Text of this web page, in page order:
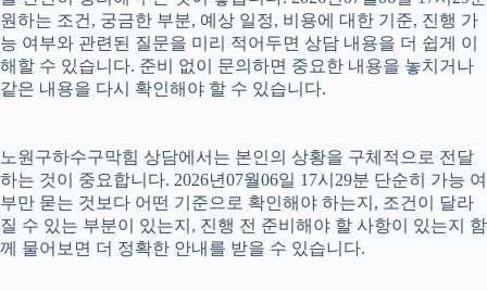
원하는 조건, 궁금한 부분, 예상 일정, 비용에 대한 기준, 진행 가
능 여부와 관련된 질문을 미리 적어두면 상담 내용을 더 쉽게 이
해할 수 있습니다. 준비 없이 문의하면 중요한 내용을 놓치거나
같은 내용을 다시 확인해야 할 수 있습니다.
노원구하수구막힘 상담에서는 본인의 상황을 구체적으로 전달
하는 것이 중요합니다. 2026년07월06일 17시29분 단순히 가능 여
부만 묻는 것보다 어떤 기준으로 확인해야 하는지, 조건이 달라
질 수 있는 부분이 있는지, 진행 전 준비해야 할 사항이 있는지 함
께 물어보면 더 정확한 안내를 받을 수 있습니다.